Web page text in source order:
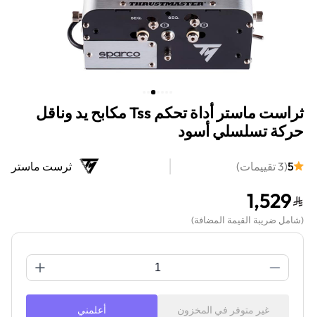
ثراست ماستر أداة تحكم Tss مكابح يد وناقل
حركة تسلسلي أسود
5
(
3تقييمات) ثرست ماستر
1,529
(شامل ضريبة القيمة المضافة)
غير متوفر في المخزون أعلمني